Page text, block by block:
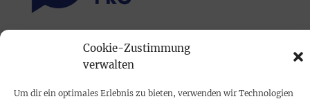
Cookie-Zustimmung
verwalten
Um dir ein optimales Erlebnis zu bieten, verwenden wir Technologien
PRINTAUSGABE
Mediadaten